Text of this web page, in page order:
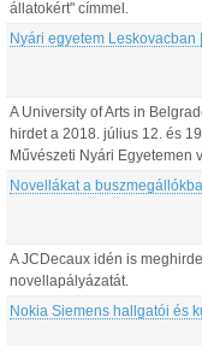
állatokért" címmel.
Nyári egyetem Leskovacban
A University of Arts in
hirdet a 2018. július 12. és
Művészeti Nyári Egyetemen
Novellákat a
A JCDecaux idén is
novellapályázatát.
Nokia Siemens hallgatói és